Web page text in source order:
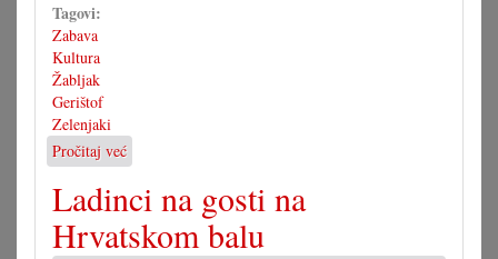
Tagovi:
Zabava
Kultura
Žabljak
Gerištof
Zelenjaki
Pročitaj već
Žabljak
za
prave
žabice
Ladinci na gosti na
Hrvatskom balu